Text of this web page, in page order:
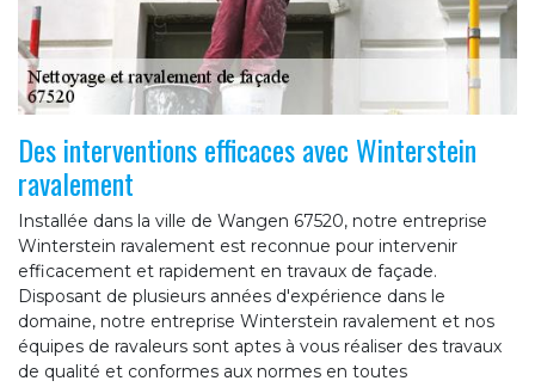
Des interventions efficaces avec Winterstein
ravalement
Installée dans la ville de Wangen 67520, notre entreprise
Winterstein ravalement est reconnue pour intervenir
efficacement et rapidement en travaux de façade.
Disposant de plusieurs années d'expérience dans le
domaine, notre entreprise Winterstein ravalement et nos
équipes de ravaleurs sont aptes à vous réaliser des travaux
de qualité et conformes aux normes en toutes